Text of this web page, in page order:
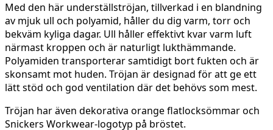
Med den här underställströjan, tillverkad i en blandning
av mjuk ull och polyamid, håller du dig varm, torr och
bekväm kyliga dagar. Ull håller effektivt kvar varm luft
närmast kroppen och är naturligt lukthämmande.
Polyamiden transporterar samtidigt bort fukten och är
skonsamt mot huden. Tröjan är designad för att ge ett
lätt stöd och god ventilation där det behövs som mest.
Tröjan har även dekorativa orange flatlocksömmar och
Snickers Workwear-logotyp på bröstet.